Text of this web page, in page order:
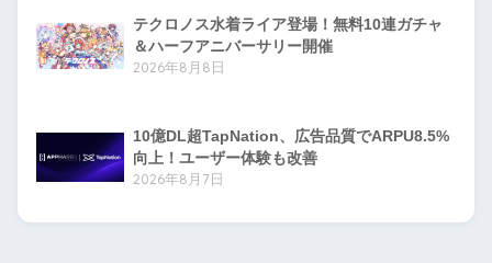
テクロノス水着ライア登場！無料10連ガチャ
＆ハーフアニバーサリー開催
2026年8月8日
10億DL超TapNation、広告品質でARPU8.5%
向上！ユーザー体験も改善
2026年8月7日